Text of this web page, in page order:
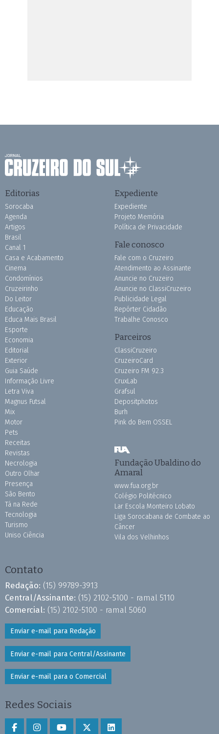
Editorias
Sorocaba
Agenda
Artigos
Brasil
Canal 1
Casa e Acabamento
Cinema
Condomínios
Cruzeirinho
Do Leitor
Educação
Educa Mais Brasil
Esporte
Economia
Editorial
Exterior
Guia Saúde
Informação Livre
Letra Viva
Magnus Futsal
Mix
Motor
Pets
Receitas
Revistas
Necrologia
Outro Olhar
Presença
São Bento
Tá na Rede
Tecnologia
Turismo
Uniso Ciência
Expediente
Expediente
Projeto Memória
Política de Privacidade
Fale conosco
Fale com o Cruzeiro
Atendimento ao Assinante
Anuncie no Cruzeiro
Anuncie no ClassiCruzeiro
Publicidade Legal
Repórter Cidadão
Trabalhe Conosco
Parceiros
ClassiCruzeiro
CruzeiroCard
Cruzeiro FM 92.3
CruxLab
Grafsul
Depositphotos
Burh
Pink do Bem OSSEL
Fundação Ubaldino do
Amaral
www.fua.org.br
Colégio Politécnico
Lar Escola Monteiro Lobato
Liga Sorocabana de Combate ao
Câncer
Vila dos Velhinhos
Contato
Redação: (15) 99789-3913
Central/Assinante: (15) 2102-5100 - ramal 5110
Comercial: (15) 2102-5100 - ramal 5060
Enviar e-mail para Redação
Enviar e-mail para Central/Assinante
Enviar e-mail para o Comercial
Redes Sociais